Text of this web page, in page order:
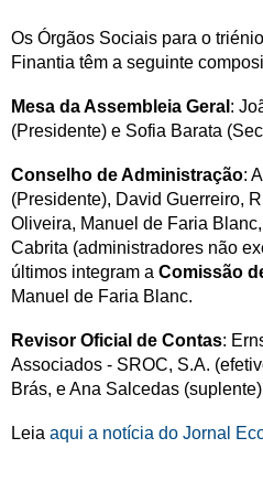
Os Órgãos Sociais para o
Finantia têm a seguinte
Mesa da Assembleia Geral :
(Presidente) e Sofia Barata
Conselho de Administração:
(Presidente), David Guerreiro,
Oliveira, Manuel de Faria
Cabrita (administradores não
últimos integram a Comissão
Manuel de Faria Blanc.
Revisor Oficial de Contas:
Associados - SROC, S.A.
Brás, e Ana Salcedas
Leia aqui a notícia do Jornal